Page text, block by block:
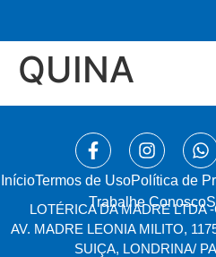
QUINA
Início⁠Termos de UsoPolítica de
Trabalhe Conosco
LOTÉRICA DA MADRE LTDA -
AV. MADRE LEONIA MILITO,
SUIÇA, LONDRINA/